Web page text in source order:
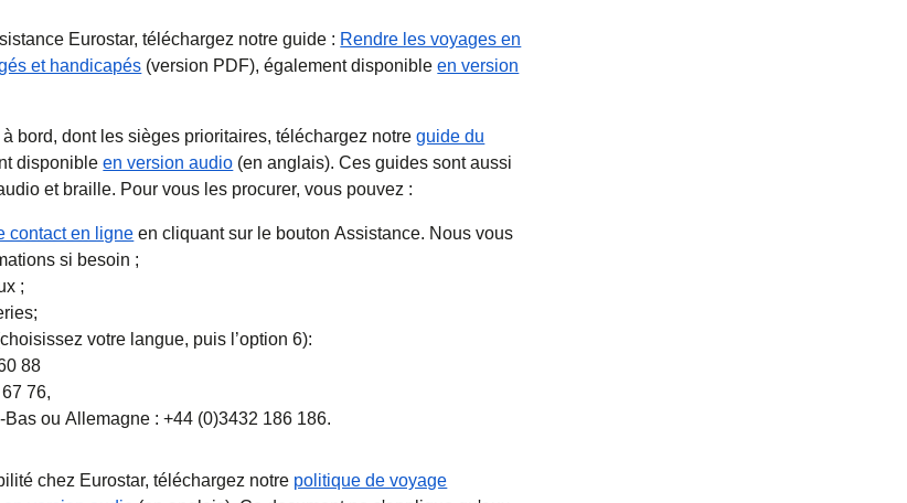
Eurostar, téléchargez notre guide : Rendre les voyages en
et handicapés( Ouvre un nouvel onglet)
( ouvre un PDF
(version PDF), également disponibleen version
bord, dont les sièges prioritaires, téléchargez notreguide du
disponibleen version audio( Ouvre un nouvel onglet)
(en anglais). Ces guides sont aussi
et braille. Pour vous les procurer, vous pouvez :
contact en ligne en cliquant sur le bouton Assistance. Nous vous
si besoin ;
;
votre langue, puis l’option 6):
88
76,
ou Allemagne : +44 (0)3432 186 186.
chez Eurostar, téléchargez notre politique de voyage